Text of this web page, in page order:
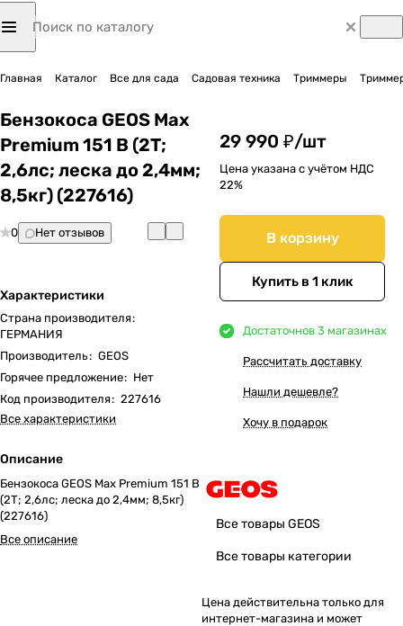
Главная Каталог Все для сада Садовая техника Триммеры
Бензокоса GEOS Max
Premium 151 B (2Т;
2,6лс; леска до 2,4мм;
8,5кг) (227616)
0 Нет отзывов
Характеристики
Страна производителя:
ГЕРМАНИЯ
Производитель: GEOS
Горячее предложение: Нет
Код производителя: 227616
Все характеристики
Описание
Бензокоса GEOS Max Premium 151 B
(2Т; 2,6лс; леска до 2,4мм; 8,5кг)
(227616)
Все описание
29 990 ₽/шт
Цена указана с учётом НДС
22%
В корзину
Купить в 1 клик
Достаточнов 3 магазинах
Рассчитать доставку
Нашли дешевле?
Хочу в подарок
Все товары GEOS
Все товары категории
Цена действительна только для
интернет-магазина и может